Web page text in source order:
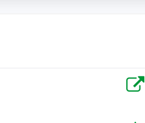
ração, cama e vacinas;